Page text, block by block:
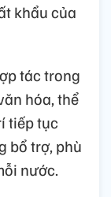
khẩu của
tác trong
hóa, thể
tiếp tục
bổ trợ, phù
nước.